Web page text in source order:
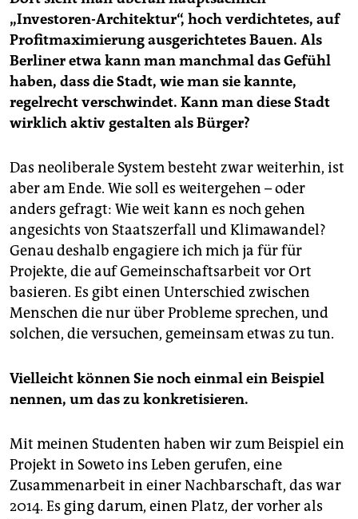
„Investoren-Architektur“, hoch verdichtetes, auf
Profitmaximierung ausgerichtetes Bauen. Als
Berliner etwa kann man manchmal das Gefühl
haben, dass die Stadt, wie man sie kannte,
regelrecht verschwindet. Kann man diese Stadt
wirklich aktiv gestalten als Bürger?
Das neoliberale System besteht zwar weiterhin, ist
aber am Ende. Wie soll es weitergehen – oder
anders gefragt: Wie weit kann es noch gehen
angesichts von Staatszerfall und Klimawandel?
Genau deshalb engagiere ich mich ja für für
Projekte, die auf Gemeinschaftsarbeit vor Ort
basieren. Es gibt einen Unterschied zwischen
Menschen die nur über Probleme sprechen, und
solchen, die versuchen, gemeinsam etwas zu tun.
Vielleicht können Sie noch einmal ein Beispiel
nennen, um das zu konkretisieren.
Mit meinen Studenten haben wir zum Beispiel ein
Projekt in Soweto ins Leben gerufen, eine
Zusammenarbeit in einer Nachbarschaft, das war
2014. Es ging darum, einen Platz, der vorher als